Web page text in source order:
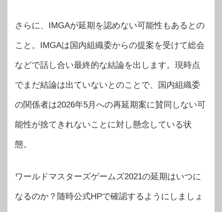
さらに、IMGAが延期を認めない可能性もあるとの
こと。IMGAは国内組織委からの提案を受けて総会
などで話し合い最終的な結論を出します。現時点
でまだ結論は出ていないとのことで、国内組織委
の関係者は2026年5月への再延期案に賛同しない可
能性が捨てきれないことに対し懸念している状
態。
ワールドマスターズゲームズ2021の延期はいつに
なるのか？随時公式HPで確認するようにしましょ